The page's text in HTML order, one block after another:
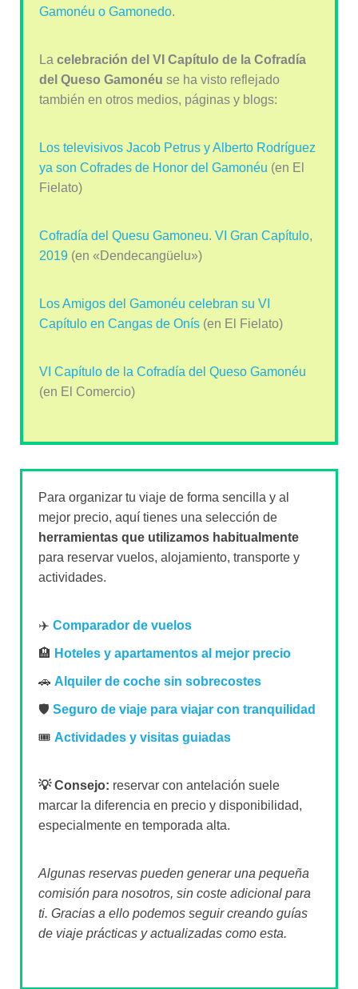
Gamonéu o Gamonedo.
La celebración del VI Capítulo de la Cofradía
del Queso Gamonéu se ha visto reflejado
también en otros medios, páginas y blogs:
Los televisivos Jacob Petrus y Alberto Rodríguez
ya son Cofrades de Honor del Gamonéu (en El
Fielato)
Cofradía del Quesu Gamoneu. VI Gran Capítulo,
2019(en «Dendecangüelu»)
Los Amigos del Gamonéu celebran su VI
Capítulo en Cangas de Onís(en El Fielato)
VI Capítulo de la Cofradía del Queso Gamonéu
(en El Comercio)
Para organizar tu viaje de forma sencilla y al
mejor precio, aquí tienes una selección de
herramientas que utilizamos habitualmente
para reservar vuelos, alojamiento, transporte y
actividades.
✈️ Comparador de vuelos
🏨 Hoteles y apartamentos al mejor precio
🚗 Alquiler de coche sin sobrecostes
🛡️ Seguro de viaje para viajar con tranquilidad
🎟️ Actividades y visitas guiadas
💡 Consejo: reservar con antelación suele
marcar la diferencia en precio y disponibilidad,
especialmente en temporada alta.
Algunas reservas pueden generar una pequeña
comisión para nosotros, sin coste adicional para
ti. Gracias a ello podemos seguir creando guías
de viaje prácticas y actualizadas como esta.